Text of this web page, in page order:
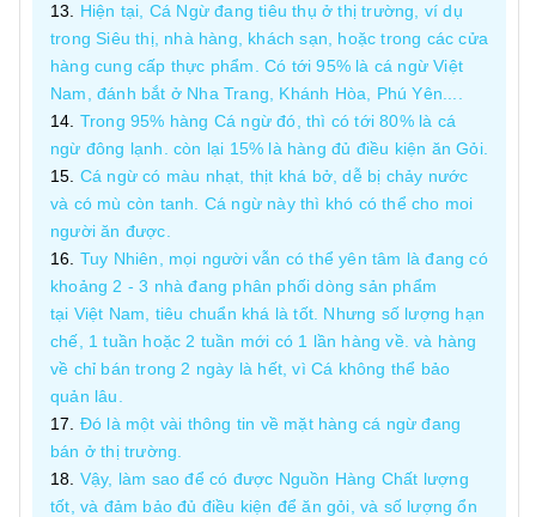
Hiện tại, Cá Ngừ đang tiêu thụ ở thị trường, ví dụ
trong Siêu thị, nhà hàng, khách sạn, hoặc trong các cửa
hàng cung cấp thực phẩm. Có tới 95% là cá ngừ Việt
Nam, đánh bắt ở Nha Trang, Khánh Hòa, Phú Yên....
Trong 95% hàng Cá ngừ đó, thì có tới 80% là cá
ngừ đông lạnh. còn lại 15% là hàng đủ điều kiện ăn Gỏi.
Cá ngừ có màu nhạt, thịt khá bở, dễ bị chảy nước
và có mù còn tanh. Cá ngừ này thì khó có thể cho moi
người ăn được.
Tuy Nhiên, mọi người vẫn có thể yên tâm là đang có
khoảng 2 - 3 nhà đang phân phối dòng sản phẩm
tại Việt Nam, tiêu chuẩn khá là tốt. Nhưng số lượng hạn
chế, 1 tuần hoặc 2 tuần mới có 1 lần hàng về. và hàng
về chỉ bán trong 2 ngày là hết, vì Cá không thể bảo
quản lâu.
Đó là một vài thông tin về mặt hàng cá ngừ đang
bán ở thị trường.
Vậy, làm sao để có được Nguồn Hàng Chất lượng
tốt, và đảm bảo đủ điều kiện để ăn gỏi, và số lượng ổn